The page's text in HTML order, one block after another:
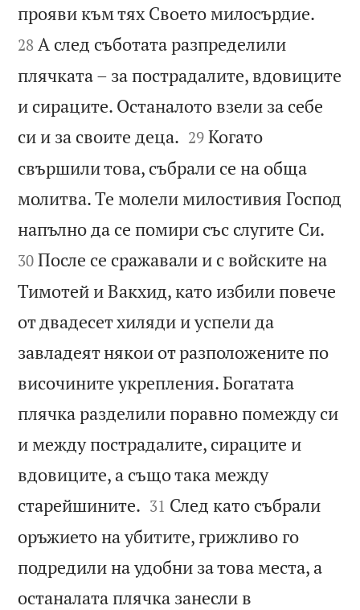
прояви към тях Своето милосърдие.
28 А след съботата разпределили
плячката – за пострадалите, вдовиците
и сираците. Останалото взели за себе
си и за своите деца. 

29 Когато
свършили това, събрали се на обща
молитва. Те молели милостивия Господ
напълно да се помири със слугите Си.
30 После се сражавали и с войските на
Тимотей и Вакхид, като избили повече
от двадесет хиляди и успели да
завладеят някои от разположените по
височините укрепления. Богатата
плячка разделили поравно помежду си
и между пострадалите, сираците и
вдовиците, а също така между
старейшините. 

31 След като събрали
оръжието на убитите, грижливо го
подредили на удобни за това места, а
останалата плячка занесли в